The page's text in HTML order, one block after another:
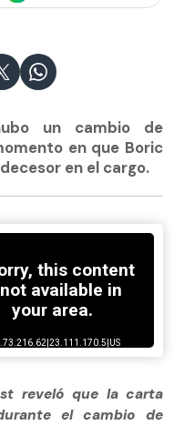
un cambio de
en que Boric
en el cargo.
reveló que la carta
el cambio de